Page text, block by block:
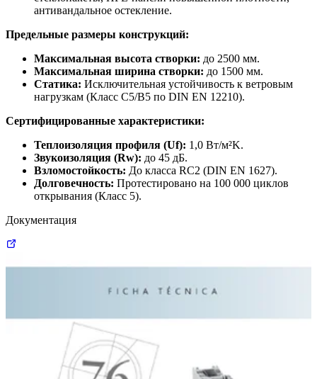
антивандальное остекление.
Предельные размеры конструкций:
Максимальная высота створки: до 2500 мм.
Максимальная ширина створки: до 1500 мм.
Статика: Исключительная устойчивость к ветровым
нагрузкам (Класс C5/B5 по DIN EN 12210).
Сертифицированные характеристики:
Теплоизоляция профиля (Uf): 1,0 Вт/м²K.
Звукоизоляция (Rw): до 45 дБ.
Взломостойкость: До класса RC2 (DIN EN 1627).
Долговечность: Протестировано на 100 000 циклов
открывания (Класс 5).
Документация